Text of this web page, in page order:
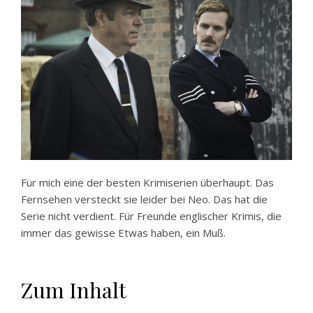
Für mich eine der besten Krimiserien überhaupt. Das
Fernsehen versteckt sie leider bei Neo. Das hat die
Serie nicht verdient. Für Freunde englischer Krimis, die
immer das gewisse Etwas haben, ein Muß.
Zum Inhalt